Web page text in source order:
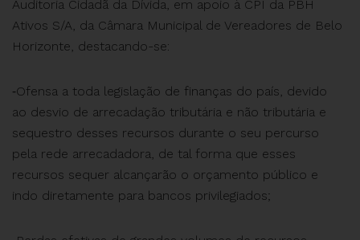
Auditoria Cidadã da Dívida, em apoio à CPI da PBH
Ativos S/A, da Câmara Municipal de Vereadores de Belo
Horizonte, destacando-se:
⁃Ofensa a toda legislação de finanças do país, devido
ao desvio de arrecadação tributária e não tributária e
sequestro desses recursos durante o seu percurso
pela rede arrecadadora, de tal forma que esses
recursos sequer alcançarão o orçamento público e
indo diretamente para bancos privilegiados;